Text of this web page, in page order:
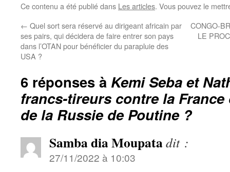
Ce contenu a été publié dans Les articles. Vous pouvez le
← Quel sort sera réservé au dirigeant africain par
ses pairs, qui décidera de faire entrer son pays
dans l’OTAN pour bénéficier du parapluie des
USA ?
CONGO-
LE
6 réponses à Kemi Seba et
francs-tireurs contre la
de la Russie de Poutine ?
Samba dia Moupatadit :
27/11/2022 à 10:03